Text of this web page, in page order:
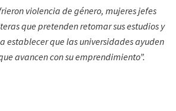
violencia de género, mujeres jefes
que pretenden retomar sus estudios y
establecer que las universidades ayuden
avancen con su emprendimiento”.